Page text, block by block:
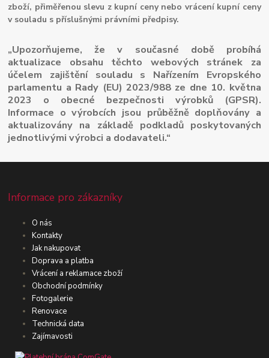
zboží, přiměřenou slevu z kupní ceny nebo vrácení kupní ceny
v souladu s příslušnými právními předpisy.
„Upozorňujeme, že v současné době probíhá
aktualizace obsahu těchto webových stránek za
účelem zajištění souladu s Nařízením Evropského
parlamentu a Rady (EU) 2023/988 ze dne 10. května
2023 o obecné bezpečnosti výrobků (GPSR).
Informace o výrobcích jsou průběžně doplňovány a
aktualizovány na základě podkladů poskytovaných
jednotlivými výrobci a dodavateli.“
Informace pro zákazníky
O nás
Kontakty
Jak nakupovat
Doprava a platba
Vrácení a reklamace zboží
Obchodní podmínky
Fotogalerie
Renovace
Technická data
Zajímavosti